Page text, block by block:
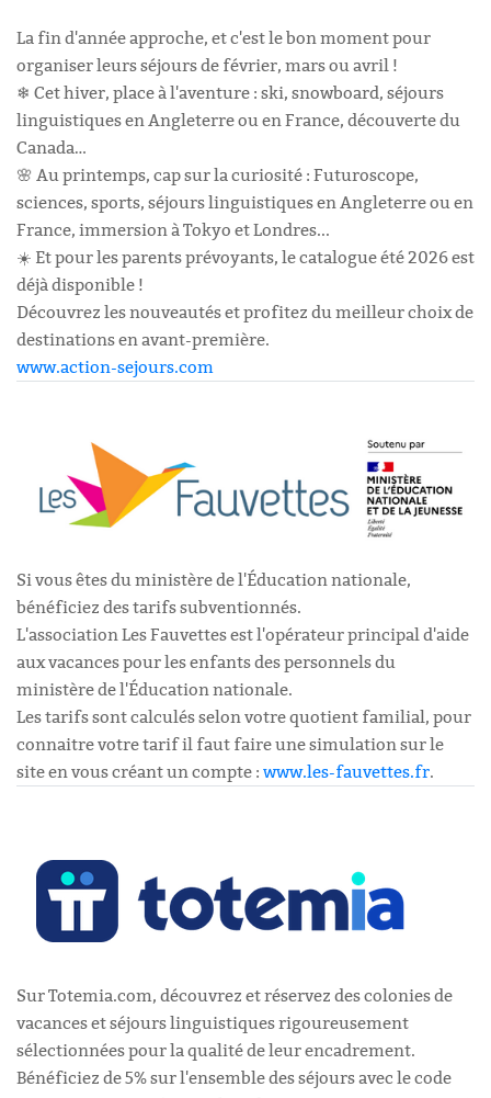
La fin d'année approche, et c'est le bon moment pour
organiser leurs séjours de février, mars ou avril !
❄ Cet hiver, place à l'aventure : ski, snowboard, séjours
linguistiques en Angleterre ou en France, découverte du
Canada…
🌸 Au printemps, cap sur la curiosité : Futuroscope,
sciences, sports, séjours linguistiques en Angleterre ou en
France, immersion à Tokyo et Londres...
☀️ Et pour les parents prévoyants, le catalogue été 2026 est
déjà disponible !
Découvrez les nouveautés et profitez du meilleur choix de
destinations en avant-première.
www.action-sejours.com
Si vous êtes du ministère de l'Éducation nationale,
bénéficiez des tarifs subventionnés.
L'association Les Fauvettes est l'opérateur principal d'aide
aux vacances pour les enfants des personnels du
ministère de l'Éducation nationale.
Les tarifs sont calculés selon votre quotient familial, pour
connaitre votre tarif il faut faire une simulation sur le
site en vous créant un compte : www.les-fauvettes.fr.
Sur Totemia.com, découvrez et réservez des colonies de
vacances et séjours linguistiques rigoureusement
sélectionnées pour la qualité de leur encadrement.
Bénéficiez de 5% sur l'ensemble des séjours avec le code